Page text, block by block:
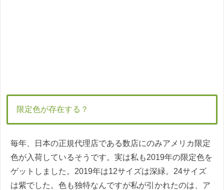
限定色が存在する？
毎年、日本の正規代理店である数店にのみアメリカ限定
色が入荷しているそうです。実は私も2019年の限定色を
ゲットしました。2019年は12サイズは深緑。24サイズ
は紫でした。色も独特なんですが私が引かれたのは、ア